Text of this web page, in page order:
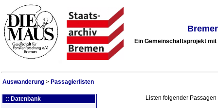
Ein Gemeinschaftsprojekt
Auswanderung > Passagierlisten
:: Datenbank Listen folgender